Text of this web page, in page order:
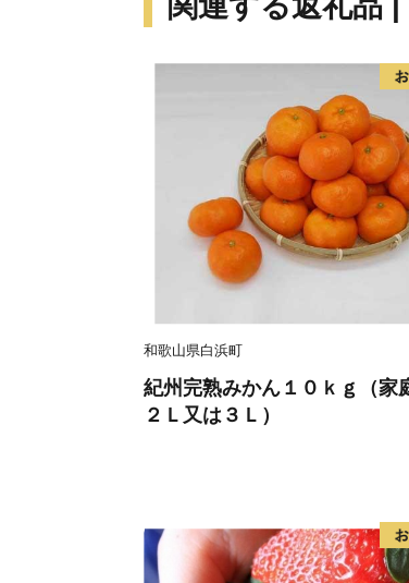
和歌山県白浜町
紀州完熟みかん１０ｋｇ（家
２Ｌ又は３Ｌ）